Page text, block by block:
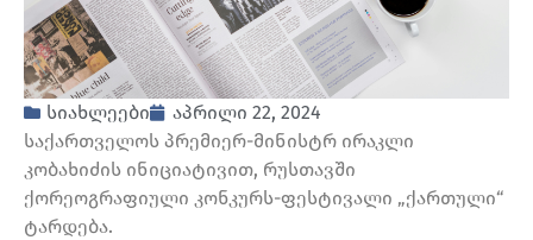
სიახლეები
აპრილი 22, 2024
საქართველოს პრემიერ-მინისტრ ირაკლი
კობახიძის ინიციატივით, რუსთავში
ქორეოგრაფიული კონკურს-ფესტივალი „ქართული“
ტარდება.